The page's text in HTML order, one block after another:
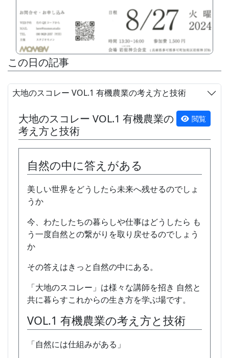
この日の記事
大地のスコレー VOL.1 有機農業の考え方と技術
閲覧
大地のスコレー VOL.1 有機農業の
考え方と技術
自然の中に答えがある
美しい世界をどうしたら未来へ残せるのでしょ
うか
今、わたしたちの暮らしや仕事はどうしたら も
う一度自然との繋がりを取り戻せるのでしょう
か
その答えはきっと自然の中にある。
「大地のスコレー」は様々な講師を招き 自然と
共に暮らすこれからの生き方を学ぶ場です。
VOL.1 有機農業の考え方と技術
「自然には仕組みがある」